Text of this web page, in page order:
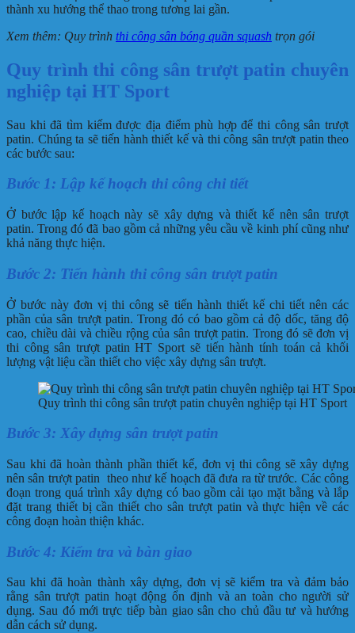
thành xu hướng thể thao trong tương lai gần.
Xem thêm: Quy trình thi công sân bóng quần squash trọn gói
Quy trình thi công sân trượt patin chuyên
nghiệp tại HT Sport
Sau khi đã tìm kiếm được địa điểm phù hợp để thi công sân trượt
patin. Chúng ta sẽ tiến hành thiết kế và thi công sân trượt patin theo
các bước sau:
Bước 1: Lập kế hoạch thi công chi tiết
Ở bước lập kế hoạch này sẽ xây dựng và thiết kế nên sân trượt
patin. Trong đó đã bao gồm cả những yêu cầu về kinh phí cũng như
khả năng thực hiện.
Bước 2: Tiến hành thi công sân trượt patin
Ở bước này đơn vị thi công sẽ tiến hành thiết kế chi tiết nên các
phần của sân trượt patin. Trong đó có bao gồm cả độ dốc, tăng độ
cao, chiều dài và chiều rộng của sân trượt patin. Trong đó sẽ đơn vị
thi công sân trượt patin HT Sport sẽ tiến hành tính toán cả khối
lượng vật liệu cần thiết cho việc xây dựng sân trượt.
Quy trình thi công sân trượt patin chuyên nghiệp tại HT Sport
Bước 3: Xây dựng sân trượt patin
Sau khi đã hoàn thành phần thiết kế, đơn vị thi công sẽ xây dựng
nên sân trượt patin theo như kế hoạch đã đưa ra từ trước. Các công
đoạn trong quá trình xây dựng có bao gồm cải tạo mặt bằng và lắp
đặt trang thiết bị cần thiết cho sân trượt patin và thực hiện về các
công đoạn hoàn thiện khác.
Bước 4: Kiểm tra và bàn giao
Sau khi đã hoàn thành xây dựng, đơn vị sẽ kiểm tra và đảm bảo
rằng sân trượt patin hoạt động ổn định và an toàn cho người sử
dụng. Sau đó mới trực tiếp bàn giao sân cho chủ đầu tư và hướng
dẫn cách sử dụng.